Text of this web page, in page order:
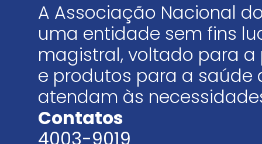
A Associação Nacional
uma entidade sem fins
magistral, voltado para
e produtos para a saúde
atendam às
Contatos